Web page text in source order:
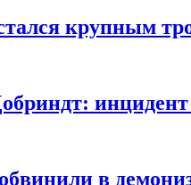
крупным
в